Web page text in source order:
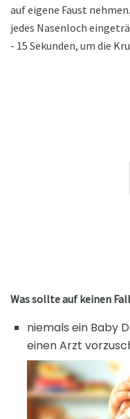
auf eigene Faust
jedes Nasenloch
- 15 Sekunden, um die
Was sollte auf keinen
niemals ein Baby
einen Arzt